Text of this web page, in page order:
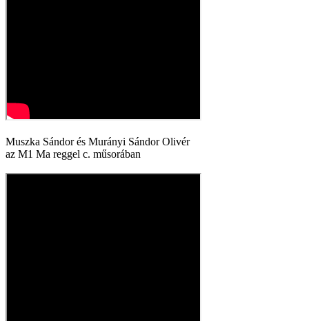
Muszka Sándor és Murányi Sándor Olivér
az M1 Ma reggel c. műsorában